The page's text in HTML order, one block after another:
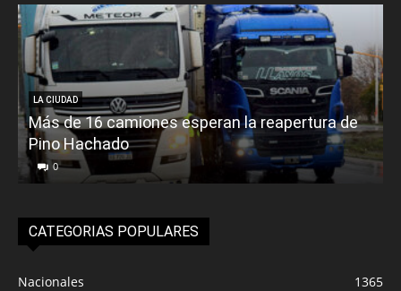
LA CIUDAD
Más de 16 camiones esperan la reapertura de
Pino Hachado
0
CATEGORIAS POPULARES
Nacionales
1365